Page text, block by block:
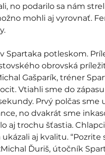
no podarilo sa nám
mohli aj vyrovnať.
Spartaka potleskom.
obrovská
Gašparík, tréner
Vtiahli sme do
Prvý polčas sme
no dvakrát sme
aj trochu šťastia.
aj kvalitu. “Pozrite
Ďuriš, útočník